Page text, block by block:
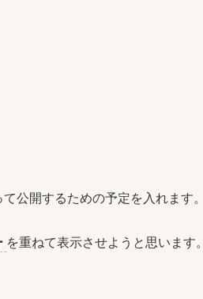
公開するための予定を入れます。
を重ねて表示させようと思います。